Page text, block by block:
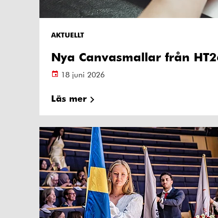
AKTUELLT
Nya Canvasmallar från
18 juni 2026
Läs mer